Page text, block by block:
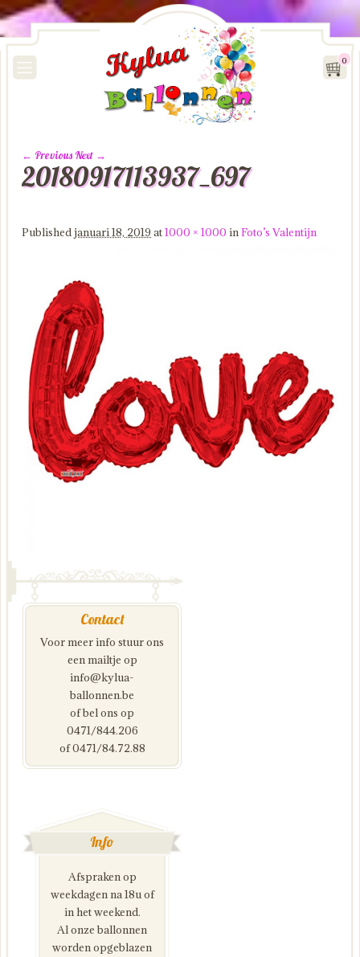
0
Image navigation
← Previous Next →
20180917113937_697
Publishedjanuari 18, 2019 at1000 × 1000 inFoto’s Valentijn
Contact
Voor meer info stuur ons
een mailtje op
info@kylua-
ballonnen.be
of bel ons op
0471/844.206
of 0471/84.72.88
Info
Afspraken op
weekdagen na 18u of
in het weekend.
Al onze ballonnen
worden opgeblazen